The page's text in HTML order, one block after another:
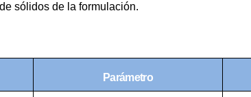
sólidos de la formulación.
Parámetro